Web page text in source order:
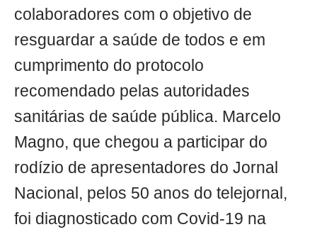
colaboradores com o objetivo de
resguardar a saúde de todos e em
cumprimento do protocolo
recomendado pelas autoridades
sanitárias de saúde pública. Marcelo
Magno, que chegou a participar do
rodízio de apresentadores do Jornal
Nacional, pelos 50 anos do telejornal,
foi diagnosticado com Covid-19 na